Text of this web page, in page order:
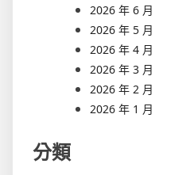
2026 年 6 月
2026 年 5 月
2026 年 4 月
2026 年 3 月
2026 年 2 月
2026 年 1 月
分類